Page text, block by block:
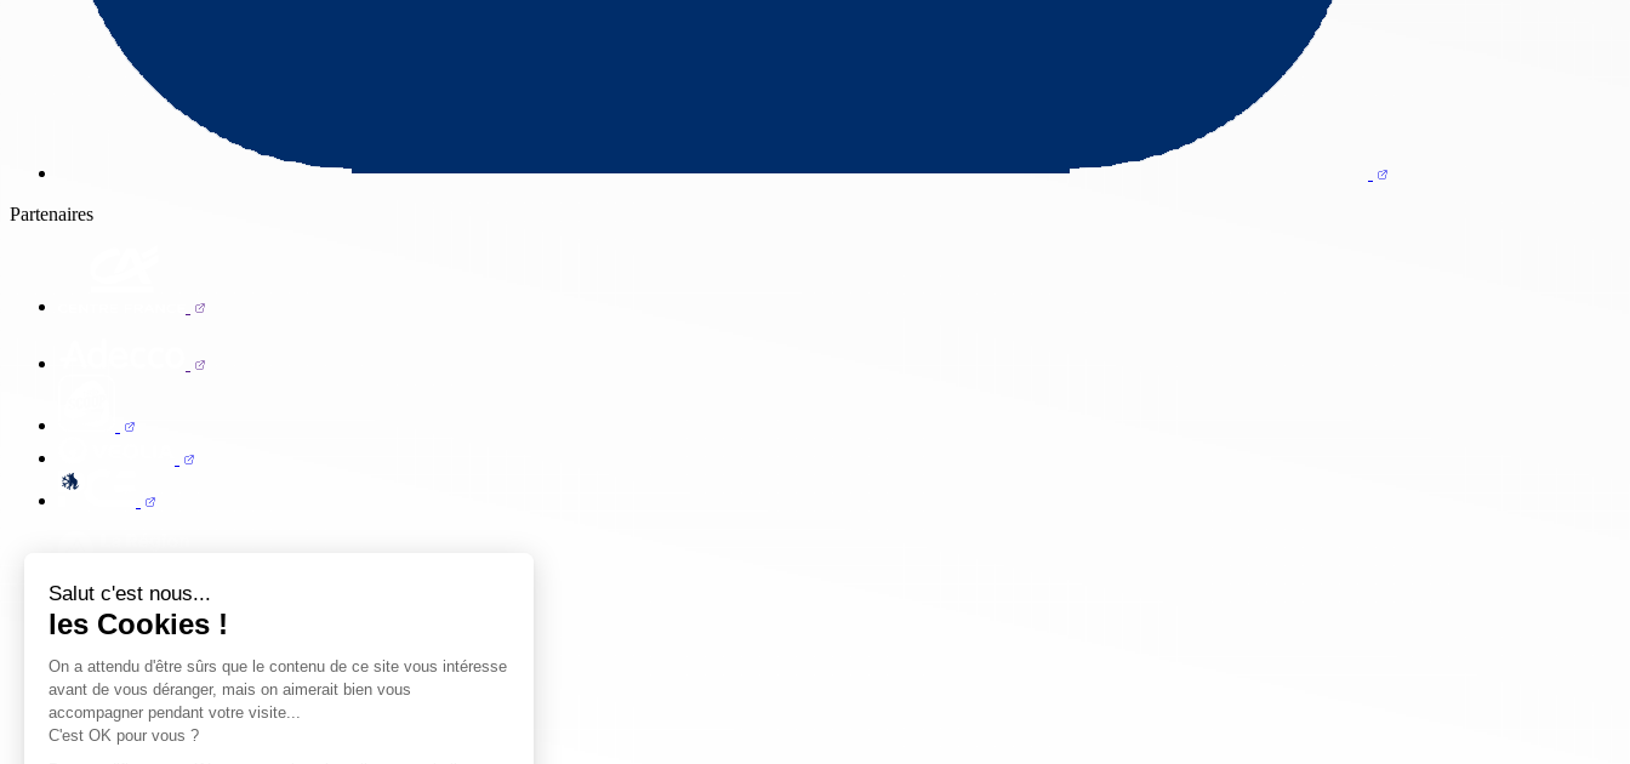
Salut c'est nous...
les Cookies !
On a attendu d'être sûrs que le contenu de ce site vous intéresse
avant de vous déranger, mais on aimerait bien vous
accompagner pendant votre visite...
C'est OK pour vous ?
Partenaires